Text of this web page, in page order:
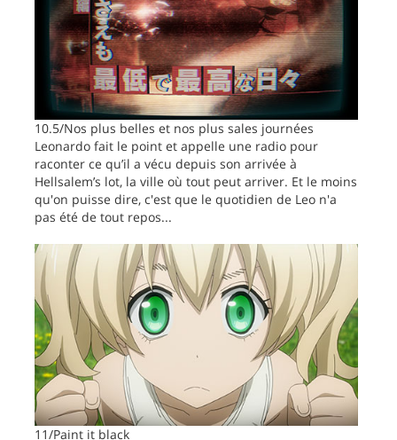
10.5/Nos plus belles et nos plus sales journées
Leonardo fait le point et appelle une radio pour
raconter ce qu’il a vécu depuis son arrivée à
Hellsalem’s lot, la ville où tout peut arriver. Et le moins
qu'on puisse dire, c'est que le quotidien de Leo n'a
pas été de tout repos...
11/Paint it black